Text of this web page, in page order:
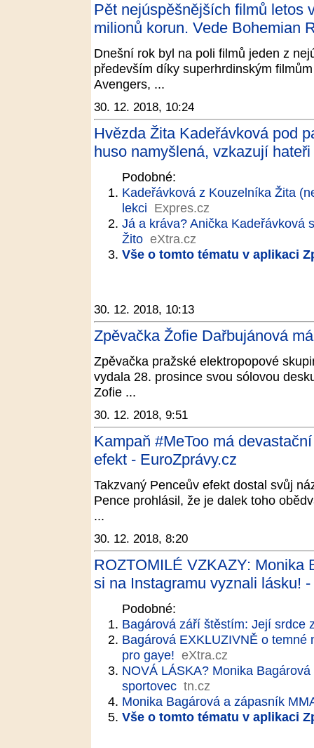
Pět nejúspěšnějších filmů letos
milionů korun. Vede Bohemian
Dnešní rok byl na poli filmů jeden z
především díky superhrdinským
Avengers, ...
30. 12. 2018, 10:24
Hvězda Žita Kadeřávková pod
huso namyšlená, vzkazují
Podobné:
Kadeřávková z Kouzelníka Žita
lekci Expres.cz
Já a kráva? Anička Kadeřávková
Žito eXtra.cz
Vše o tomto tématu v aplikaci
30. 12. 2018, 10:13
Zpěvačka Žofie Dařbujánová
Zpěvačka pražské elektropopové
vydala 28. prosince svou sólovou
Zofie ...
30. 12. 2018, 9:51
Kampaň #MeToo má
efekt - EuroZprávy.cz
Takzvaný Penceův efekt dostal svůj
Pence prohlásil, že je dalek toho
...
30. 12. 2018, 8:20
ROZTOMILÉ VZKAZY: Monika
si na Instagramu vyznali lásku!
Podobné:
Bagárová září štěstím: Její srdce
Bagárová EXKLUZIVNĚ o
pro gaye! eXtra.cz
NOVÁ LÁSKA? Monika
sportovec tn.cz
Monika Bagárová a zápasník
Vše o tomto tématu v aplikaci